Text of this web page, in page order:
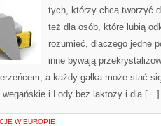
tych, którzy chcą tworzyć
też dla osób, które lubią
rozumieć, dlaczego jedne
inne bywają
a każdy gałka może stać
wegańskie i Lody bez laktozy i dla […]
W EUROPIE